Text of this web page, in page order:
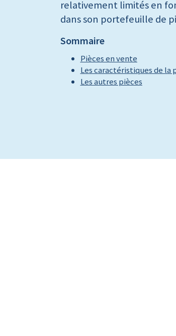
relativement limités en
dans son portefeuille de
Sommaire
Pièces en vente
Les caractéristiques de la
Les autres pièces